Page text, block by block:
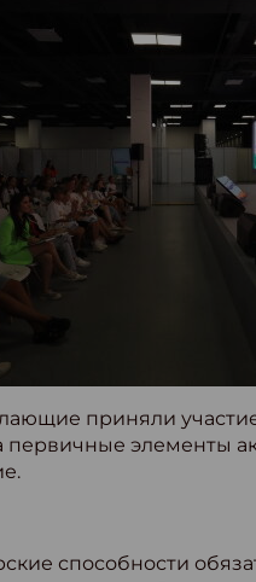
приняли
элементы
способности